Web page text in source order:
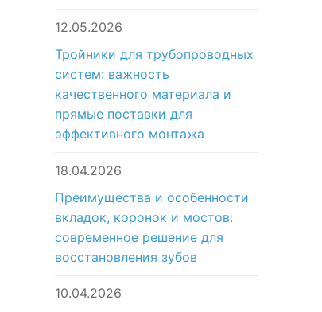
12.05.2026
Тройники для трубопроводных
систем: важность
качественного материала и
прямые поставки для
эффективного монтажа
18.04.2026
Преимущества и особенности
вкладок, коронок и мостов:
современное решение для
восстановления зубов
10.04.2026